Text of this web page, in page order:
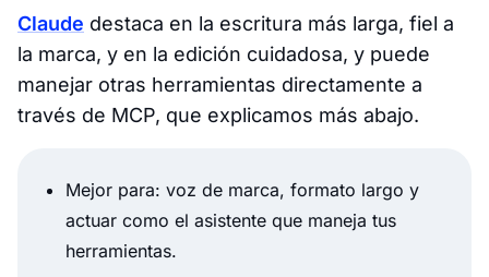
Claude destaca en la escritura más larga, fiel a
la marca, y en la edición cuidadosa, y puede
manejar otras herramientas directamente a
través de MCP, que explicamos más abajo.
Mejor para: voz de marca, formato largo y
actuar como el asistente que maneja tus
herramientas.